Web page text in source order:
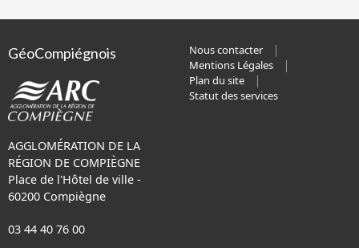
GéoCompiégnois
AGGLOMÉRATION DE LA
RÉGION DE COMPIÈGNE
Place de l'Hôtel de ville -
60200 Compiègne
03 44 40 76 00
Nous contacter
Mentions Légales
Plan du site
Statut des services